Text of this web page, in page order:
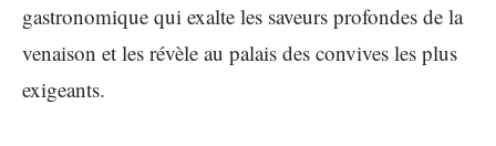
gastronomique qui exalte les saveurs profondes de la
venaison et les révèle au palais des convives les plus
exigeants.